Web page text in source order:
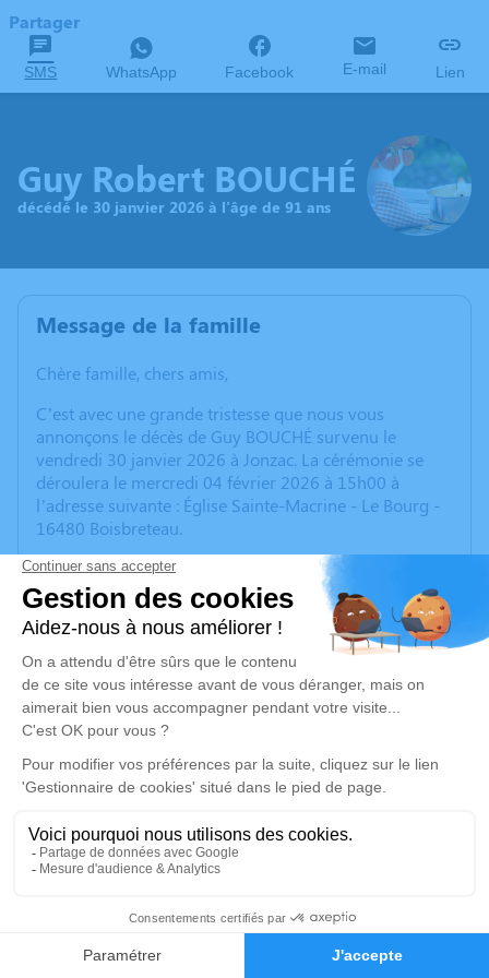
Faire-part Hommages
Partager
SMS WhatsApp Facebook E-mail Lien
Guy Robert BOUCHÉ
décédé le 30 janvier 2026 à l'âge de 91 ans
Message de la famille
Chère famille, chers amis,
C’est avec une grande tristesse que nous vous
annonçons le décès de Guy BOUCHÉ survenu le
vendredi 30 janvier 2026 à Jonzac. La cérémonie se
déroulera le mercredi 04 février 2026 à 15h00 à
l’adresse suivante : Église Sainte-Macrine - Le Bourg -
16480 Boisbreteau.
Nous vous invitons à utiliser cet espace privé pour
laisser vos condoléances, partager des photos
souvenirs, une anecdote ou exprimer vos pensées à
travers des poèmes ou des textes. Cet endroit est un
lieu d'expression dédié à honorer la mémoire de Guy
BOUCHÉ.
mercredi 04 février 2026 à 15h00
Église Sainte-Macrine de Boisbreteau
16480 Boisbreteau